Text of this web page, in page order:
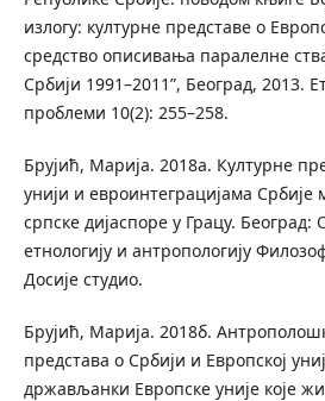
излогу: културне представе о
средство описивања паралелне
Србији 1991–2011”, Београд, 2013.
проблеми 10(2): 255–258.
Брујић, Марија. 2018а. Културне
унији и евроинтеграцијама
српске дијаспоре у Грацу.
етнологију и антропологију
Досије студио.
Брујић, Марија. 2018б.
представа о Србији и Европској
држављанки Европске уније које